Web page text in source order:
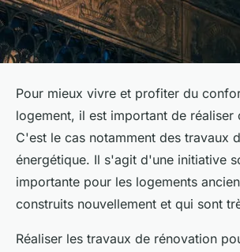
Pour mieux vivre et profiter du
logement, il est important de réaliser
C'est le cas notamment des travaux
énergétique. Il s'agit d'une initiative
importante pour les logements
construits nouvellement et qui sont
Réaliser les travaux de rénovation